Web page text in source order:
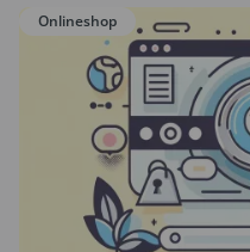
Onlineshop